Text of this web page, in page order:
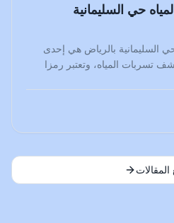
حي السليمانية
بالرياض هي إحدى
تسربات المياه، وتعتبر رمزا